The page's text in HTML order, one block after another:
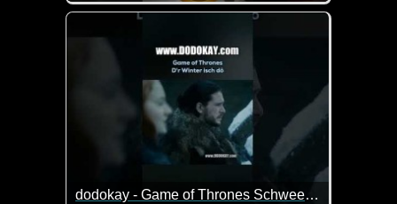
Da kann man doch wirklich nur noch mit dem Kopf
dodokay - Game of Thrones Schweeschippen - schwäbisch